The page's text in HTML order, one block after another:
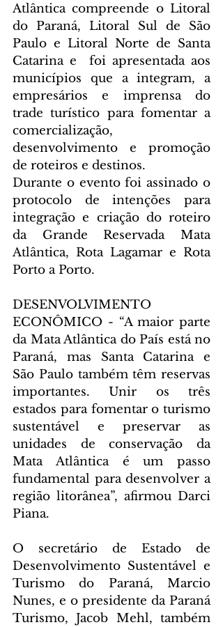
Atlântica compreende o Litoral
do Paraná, Litoral Sul de São
Paulo e Litoral Norte de Santa
Catarina e  foi apresentada aos
municípios que a integram, a
empresários e imprensa do
trade turístico para fomentar a
comercialização,
desenvolvimento e promoção
de roteiros e destinos.
Durante o evento foi assinado o
protocolo de intenções para
integração e criação do roteiro
da Grande Reservada Mata
Atlântica, Rota Lagamar e Rota
Porto a Porto.
DESENVOLVIMENTO
ECONÔMICO - “A maior parte
da Mata Atlântica do País está no
Paraná, mas Santa Catarina e
São Paulo também têm reservas
importantes. Unir os três
estados para fomentar o turismo
sustentável e preservar as
unidades de conservação da
Mata Atlântica é um passo
fundamental para desenvolver a
região litorânea”, afirmou Darci
Piana.
O secretário de Estado de
Desenvolvimento Sustentável e
Turismo do Paraná, Marcio
Nunes, e o presidente da Paraná
Turismo, Jacob Mehl, também